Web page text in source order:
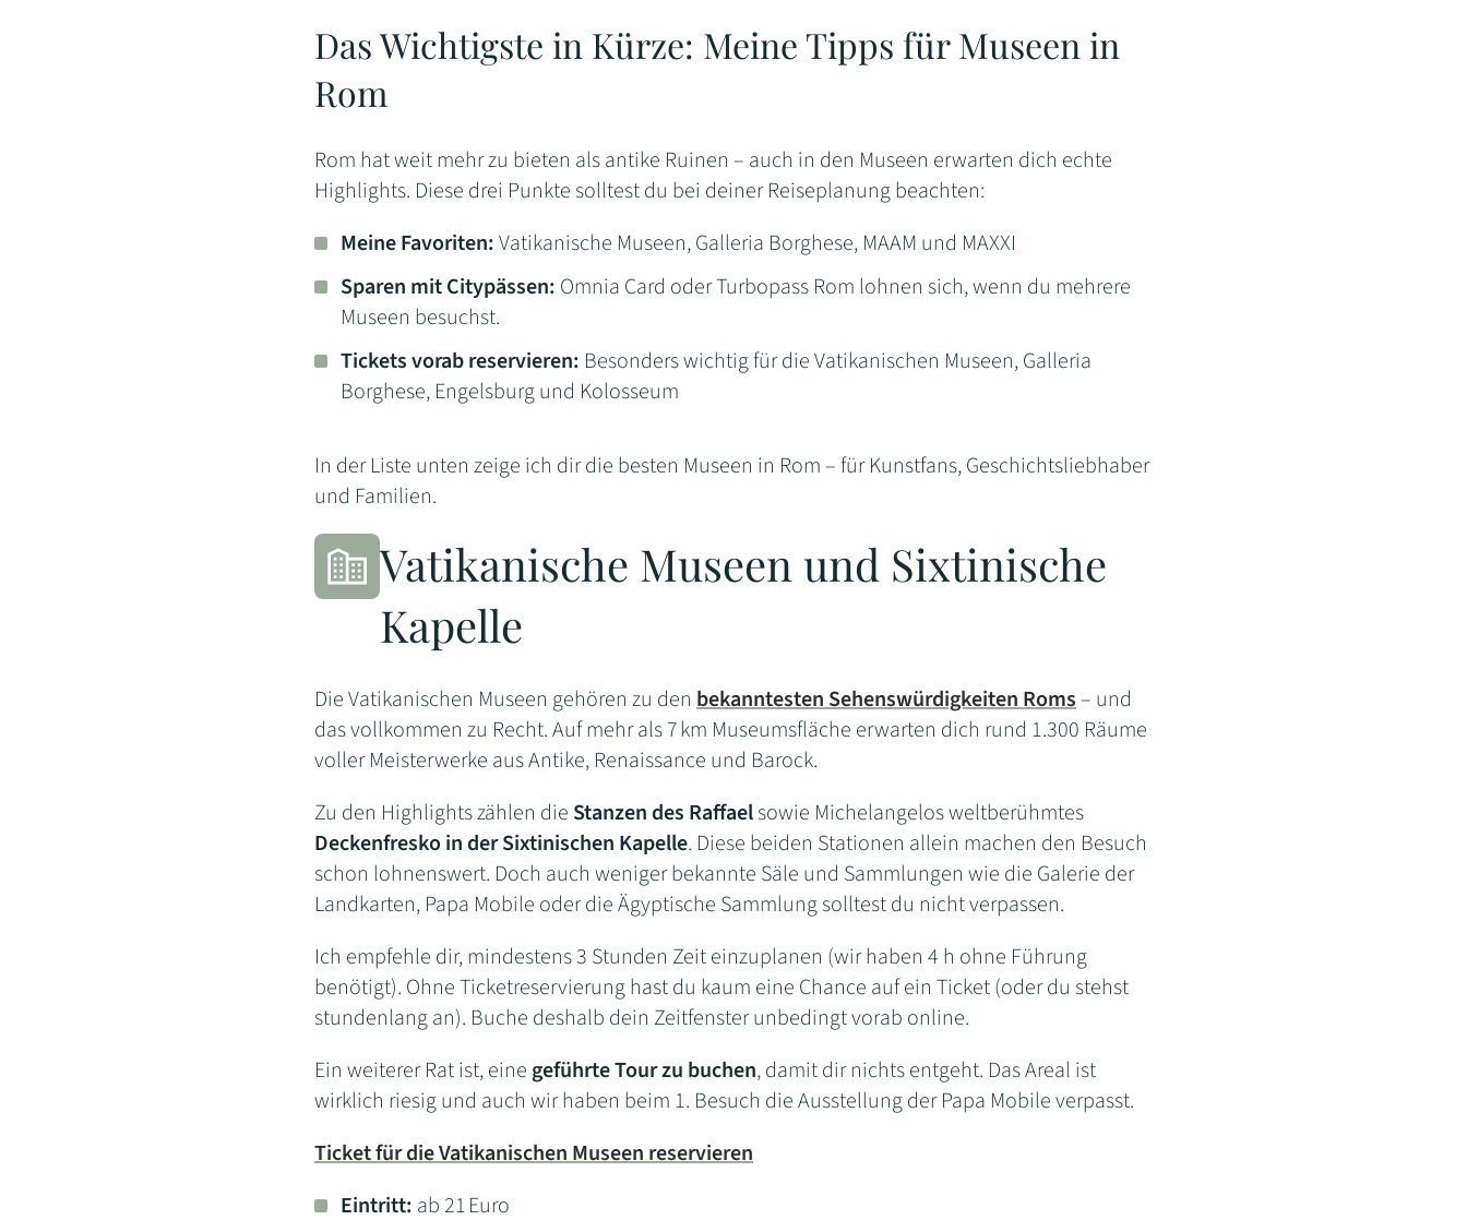
Das Wichtigste in Kürze: Meine Tipps für Museen in
Rom
Rom hat weit mehr zu bieten als antike Ruinen – auch in den Museen erwarten dich echte
Highlights. Diese drei Punkte solltest du bei deiner Reiseplanung beachten:
Meine Favoriten:Vatikanische Museen, Galleria Borghese, MAAM und MAXXI
Sparen mit Citypässen: Omnia Card oder Turbopass Rom lohnen sich, wenn du mehrere
Museen besuchst.
Tickets vorab reservieren: Besonders wichtig für die Vatikanischen Museen, Galleria
Borghese, Engelsburg und Kolosseum
In der Liste unten zeige ich dir die besten Museen in Rom – für Kunstfans, Geschichtsliebhaber
und Familien.
Vatikanische Museen und Sixtinische
Kapelle
Die Vatikanischen Museen gehören zu den bekanntesten Sehenswürdigkeiten Roms– und
das vollkommen zu Recht. Auf mehr als 7 km Museumsfläche erwarten dich rund 1.300 Räume
voller Meisterwerke aus Antike, Renaissance und Barock.
Zu den Highlights zählen die Stanzen des Raffaelsowie Michelangelos weltberühmtes
Deckenfresko in der Sixtinischen Kapelle. Diese beiden Stationen allein machen den Besuch
schon lohnenswert. Doch auch weniger bekannte Säle und Sammlungen wie die Galerie der
Landkarten, Papa Mobile oder die Ägyptische Sammlung solltest du nicht verpassen.
Ich empfehle dir, mindestens 3 Stunden Zeit einzuplanen (wir haben 4 h ohne Führung
benötigt). Ohne Ticketreservierung hast du kaum eine Chance auf ein Ticket (oder du stehst
stundenlang an). Buche deshalb dein Zeitfenster unbedingt vorab online.
Ein weiterer Rat ist, einegeführte Tour zu buchen, damit dir nichts entgeht. Das Areal ist
wirklich riesig und auch wir haben beim 1. Besuch die Ausstellung der Papa Mobile verpasst.
Ticket für die Vatikanischen Museen reservieren
Eintritt: ab 21 Euro